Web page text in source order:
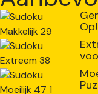
Op!